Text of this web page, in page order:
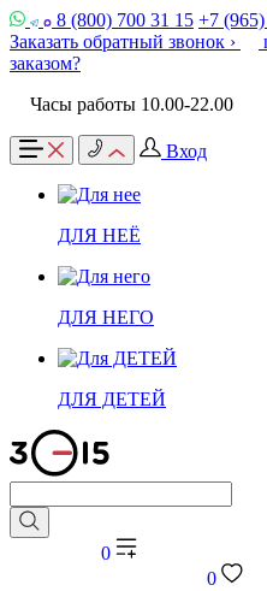
8 (800) 700 31 15 +7
Заказать обратный звонок ›
заказом?
Часы работы 10.00-22.00
Вход
ДЛЯ НЕЁ
ДЛЯ НЕГО
ДЛЯ ДЕТЕЙ
0
0